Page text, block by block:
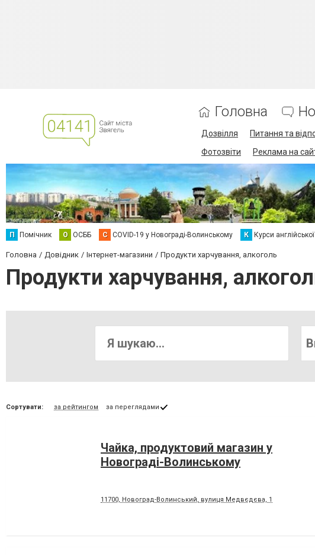
Головна
Дозвілля Питання та
Фотозвіти
Реклама на
П Помічник О ОСББ C COVID-19 у Новограді-Волинському К Курси
Головна Довідник Інтернет-магазини Продукти харчування, алкоголь
Продукти харчування,
Сортувати: за рейтингом за переглядами
Чайка, продуктовий магазин у
Новограді-Волинському
11700, Новоград-Волинський, вулиця Медвєдєва, 1